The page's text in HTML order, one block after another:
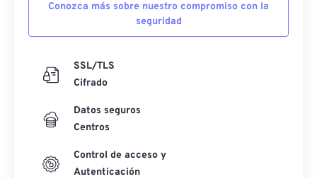
Conozca más sobre nuestro compromiso con la
seguridad
SSL/TLS
Cifrado
Datos seguros
Centros
Control de acceso y
Autenticación